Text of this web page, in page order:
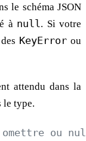
le schéma JSON
à null . Si votre
KeyError ou
attendu dans la
le type.
omettre ou